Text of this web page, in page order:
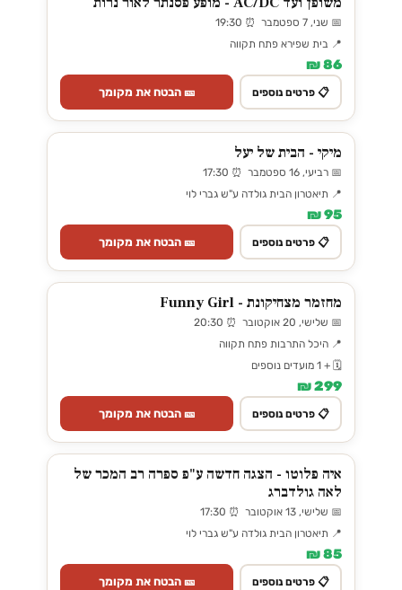
📅 שני, 7 ספטמבר ⏰ 19:30
📍 בית שפירא פתח תקווה
86 ₪
📋 פרטים נוספים 🎫 הבטח את מקומך
מיקי - הבית של יעל
📅 רביעי, 16 ספטמבר ⏰ 17:30
📍 תיאטרון הבית גולדה ע"ש גברי לוי
95 ₪
📋 פרטים נוספים 🎫 הבטח את מקומך
מחזמר מצחיקונת - Funny Girl
📅 שלישי, 20 אוקטובר ⏰ 20:30
📍 היכל התרבות פתח תקווה
🗓️ + 1 מועדים נוספים
299 ₪
📋 פרטים נוספים 🎫 הבטח את מקומך
איה פלוטו - הצגה חדשה ע"פ ספרה רב המכר של
לאה גולדברג
📅 שלישי, 13 אוקטובר ⏰ 17:30
📍 תיאטרון הבית גולדה ע"ש גברי לוי
85 ₪
📋 פרטים נוספים 🎫 הבטח את מקומך